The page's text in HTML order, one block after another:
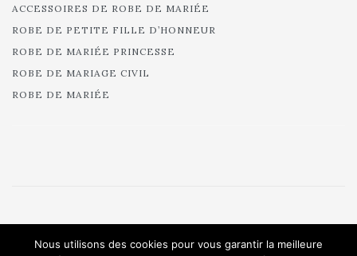
ACCESSOIRES DE ROBE DE MARIÉE
ROBE DE PETITE FILLE D’HONNEUR
ROBE DE MARIÉE PRINCESSE
ROBE DE MARIAGE CIVIL
ROBE DE MARIÉE
All rights reserved.
Nous utilisons des cookies pour vous garantir la meilleure